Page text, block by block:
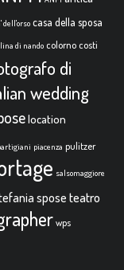
dell'orso casa della sposa
di nando colorno costi
di
wedding
location
piacenza pulitzer
salsomaggiore
spose teatro
wps